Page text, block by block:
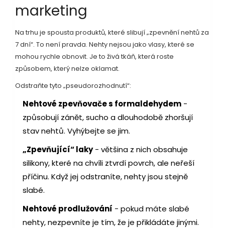
marketing
Na trhu je spousta produktů, které slibují „zpevnění nehtů za
7 dní“. To není pravda. Nehty nejsou jako vlasy, které se
mohou rychle obnovit. Je to živá tkáň, která roste
způsobem, který nelze oklamat.
Odstraňte tyto „pseudorozhodnutí“:
Nehtové zpevňovače s formaldehydem -
způsobují zánět, sucho a dlouhodobě zhoršují
stav nehtů. Vyhýbejte se jim.
„Zpevňující“ laky- většina z nich obsahuje
silikony, které na chvíli ztvrdí povrch, ale neřeší
příčinu. Když jej odstraníte, nehty jsou stejně
slabé.
Nehtové prodlužování - pokud máte slabé
nehty, nezpevníte je tím, že je přikládáte jinými.